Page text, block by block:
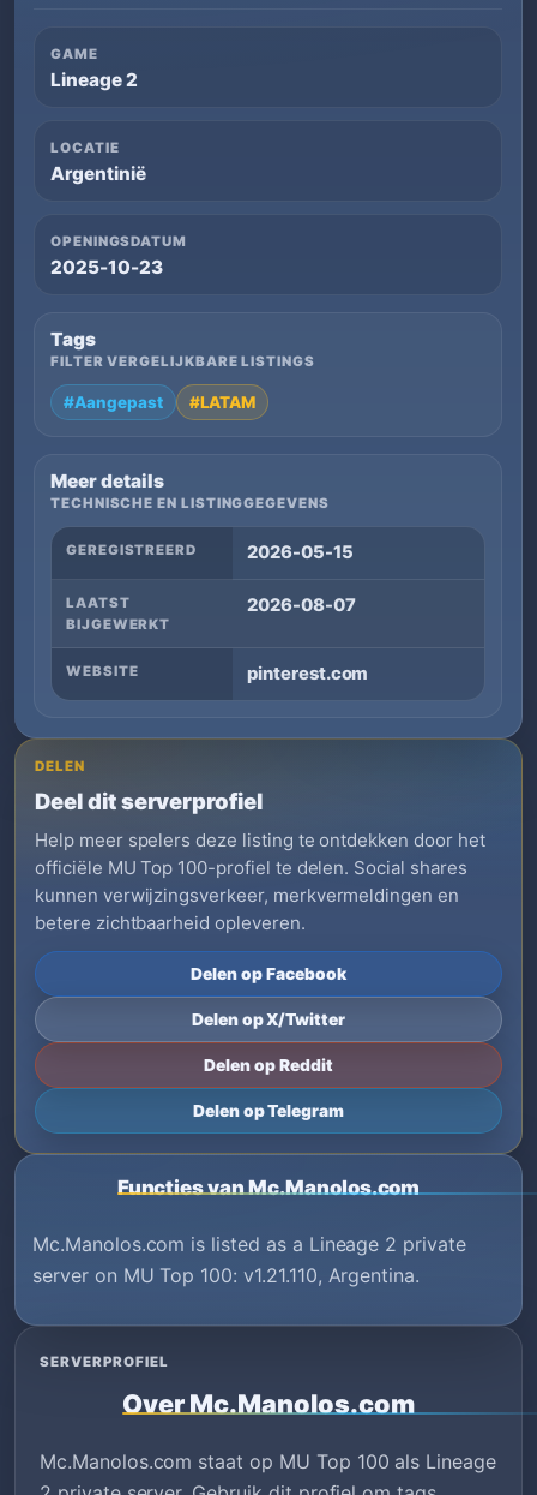
GAME
Lineage 2
LOCATIE
Argentinië
OPENINGSDATUM
2025-10-23
Tags
FILTER VERGELIJKBARE LISTINGS
#Aangepast #LATAM
Meer details
TECHNISCHE EN LISTINGGEGEVENS
GEREGISTREERD 2026-05-15
LAATST
BIJGEWERKT
2026-08-07
WEBSITE pinterest.com
DELEN
Deel dit serverprofiel
Help meer spelers deze listing te ontdekken door het
officiële MU Top 100-profiel te delen. Social shares
kunnen verwijzingsverkeer, merkvermeldingen en
betere zichtbaarheid opleveren.
Delen op Facebook
Delen op X/Twitter
Delen op Reddit
Delen op Telegram
Functies van Mc.Manolos.com
Mc.Manolos.com is listed as a Lineage 2 private
server on MU Top 100: v1.21.110, Argentina.
SERVERPROFIEL
Over Mc.Manolos.com
Mc.Manolos.com staat op MU Top 100 als Lineage